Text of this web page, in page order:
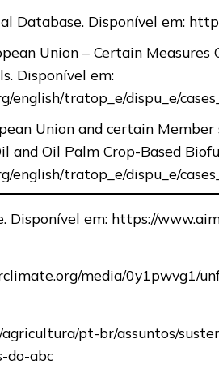
Database. Disponível em:
Union – Certain
Disponível em:
english/tratop_e/dispu_e/
Union and certain
and Oil Palm Crop-Based
english/tratop_e/dispu_e/
Disponível em: https://
media/0y1pwvg1/
pt-br/assuntos/
do-abc